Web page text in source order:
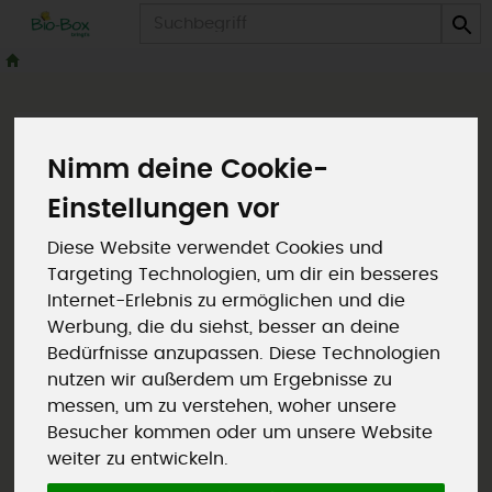
Nimm deine Cookie-
Einstellungen vor
Diese Website verwendet Cookies und
Targeting Technologien, um dir ein besseres
Internet-Erlebnis zu ermöglichen und die
Werbung, die du siehst, besser an deine
Bedürfnisse anzupassen. Diese Technologien
nutzen wir außerdem um Ergebnisse zu
messen, um zu verstehen, woher unsere
Besucher kommen oder um unsere Website
weiter zu entwickeln.
Datenschutz bei Beurer Bio-Box Vertriebs GmbH
Wir handeln mit Naturkost. Nicht mit Ihren Daten!
Das versprechen wir Ihnen.
Ihre Daten werden ausschließlich zur Abwicklung
von Bestellungen, Lieferungen der Ware, das
Erbringen von Dienstleistungen und des
Zahlungsverkehrs genutzt. Des weiteren werden Ihre
Daten dazu verwendet, um Datensätze zu
aktualisieren und die Kundenpflege zu
gewährleisten. Um Mißbrauch unserer Website zu
verhindern und unseren Online Shop optimal zu
verbessern benötigen wir Ihre Informationen.